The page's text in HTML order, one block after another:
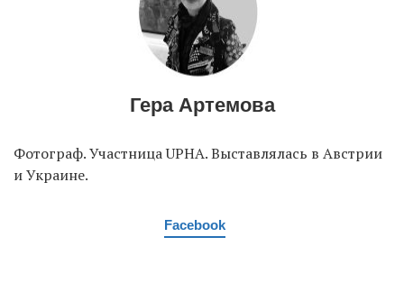
Гера Артемова
Фотограф. Участница UPHA. Выставлялась в Австрии
и Украине.
Facebook